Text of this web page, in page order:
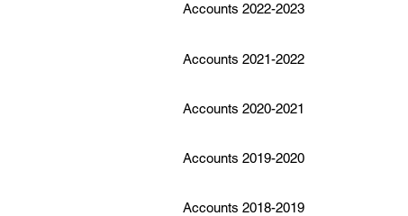
Accounts 2022-2023
Accounts 2021-2022
Accounts 2020-2021
Accounts 2019-2020
Accounts 2018-2019